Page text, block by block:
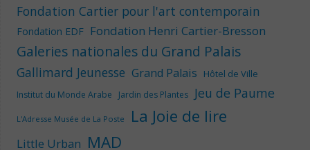
Fondation Cartier pour l'art contemporain
Fondation EDF Fondation Henri Cartier-Bresson
Galeries nationales du Grand Palais
Gallimard Jeunesse Grand Palais Hôtel de Ville
Institut du Monde Arabe Jardin des Plantes Jeu de Paume
L'Adresse Musée de La Poste La Joie de lire
Little Urban MAD